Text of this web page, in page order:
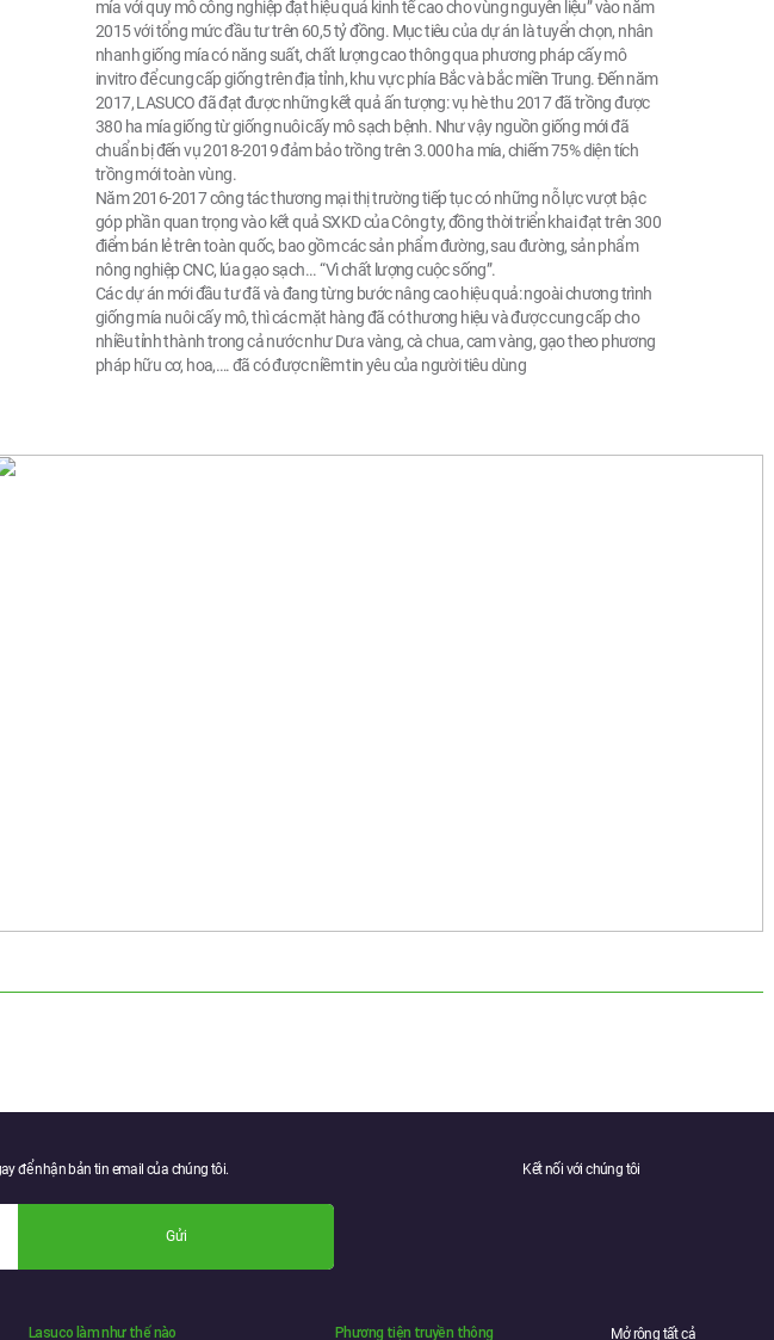
mía với quy mô công nghiệp đạt hiệu quả kinh tế cao cho vùng nguyên liệu” vào năm
2015 với tổng mức đầu tư trên 60,5 tỷ đồng. Mục tiêu của dự án là tuyển chọn, nhân
nhanh giống mía có năng suất, chất lượng cao thông qua phương pháp cấy mô
invitro để cung cấp giống trên địa tỉnh, khu vực phía Bắc và bắc miền Trung. Đến năm
2017, LASUCO đã đạt được những kết quả ấn tượng: vụ hè thu 2017 đã trồng được
380 ha mía giống từ giống nuôi cấy mô sạch bệnh. Như vậy nguồn giống mới đã
chuẩn bị đến vụ 2018-2019 đảm bảo trồng trên 3.000 ha mía, chiếm 75% diện tích
trồng mới toàn vùng.
Năm 2016-2017 công tác thương mại thị trường tiếp tục có những nỗ lực vượt bậc
góp phần quan trọng vào kết quả SXKD của Công ty, đồng thời triển khai đạt trên 300
điểm bán lẻ trên toàn quốc, bao gồm các sản phẩm đường, sau đường, sản phẩm
nông nghiệp CNC, lúa gạo sạch... “Vì chất lượng cuộc sống”.
Các dự án mới đầu tư đã và đang từng bước nâng cao hiệu quả: ngoài chương trình
giống mía nuôi cấy mô, thì các mặt hàng đã có thương hiệu và được cung cấp cho
nhiều tỉnh thành trong cả nước như Dưa vàng, cà chua, cam vàng, gạo theo phương
pháp hữu cơ, hoa,…. đã có được niềm tin yêu của người tiêu dùng
để nhận bản tin email của chúng tôi.
Gửi
Kết nối với chúng tôi
Lasuco làm như thế nào Phương tiện truyền thông Mở rộng tất cả